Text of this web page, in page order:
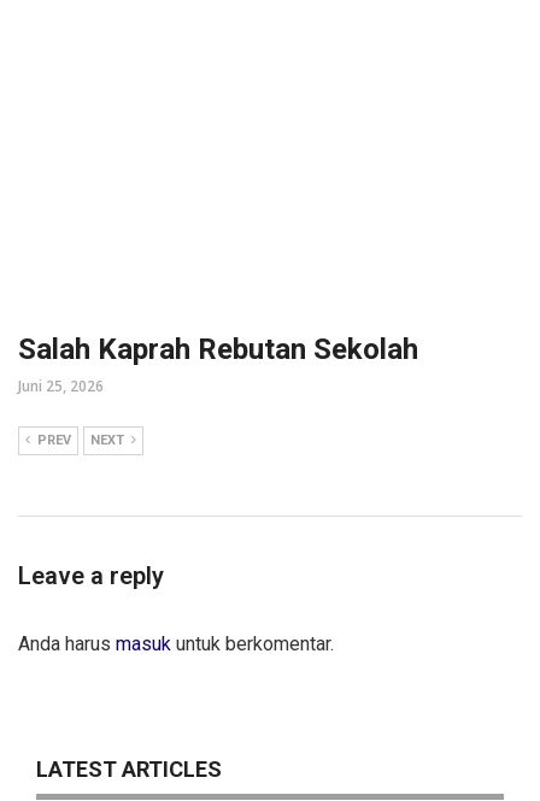
Salah Kaprah Rebutan Sekolah
Juni 25, 2026
PREV NEXT
Leave a reply
Anda harus masuk untuk berkomentar.
LATEST ARTICLES